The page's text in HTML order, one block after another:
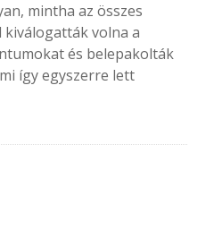
mintha az összes
volna a
és belepakolták
így egyszerre lett